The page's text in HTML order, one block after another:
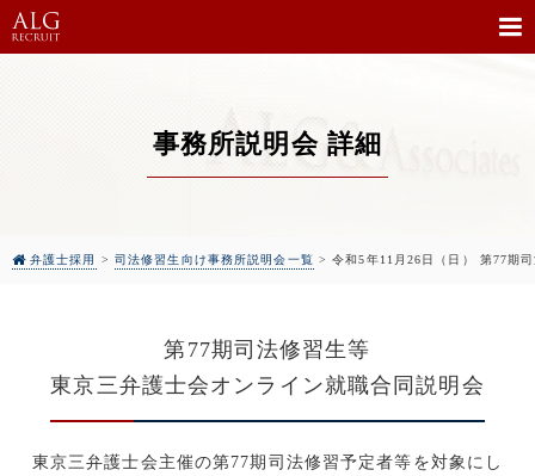
事務所説明会 詳細
弁護士採用 > 司法修習生向け事務所説明会一覧 >令和5年11月26日（日） 第77期
第77期司法修習生等
東京三弁護士会オンライン就職合同説明会
東京三弁護士会主催の第77期司法修習予定者等を対象にし